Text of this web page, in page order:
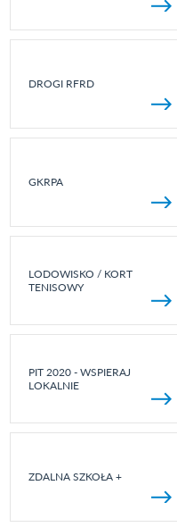
DROGI RFRD
GKRPA
LODOWISKO / KORT
TENISOWY
PIT 2020 - WSPIERAJ
LOKALNIE
ZDALNA SZKOŁA +